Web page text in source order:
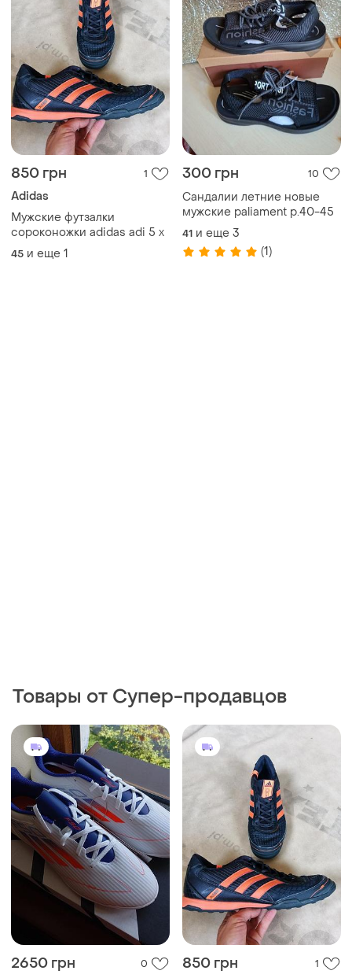
850 грн 1
Adidas
Мужские футзалки
сороконожки adidas adi 5 x
45 и еще 1
300 грн 10
Сандалии летние новые
мужские paliament р.40-45
41 и еще 3
(1)
Товары от Супер-продавцов
2650 грн 0 850 грн 1